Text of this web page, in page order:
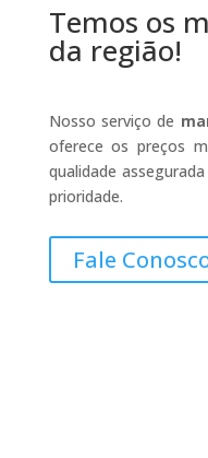
Temos os
da região!
Nosso serviço de
oferece os preços
qualidade
prioridade.
Fale